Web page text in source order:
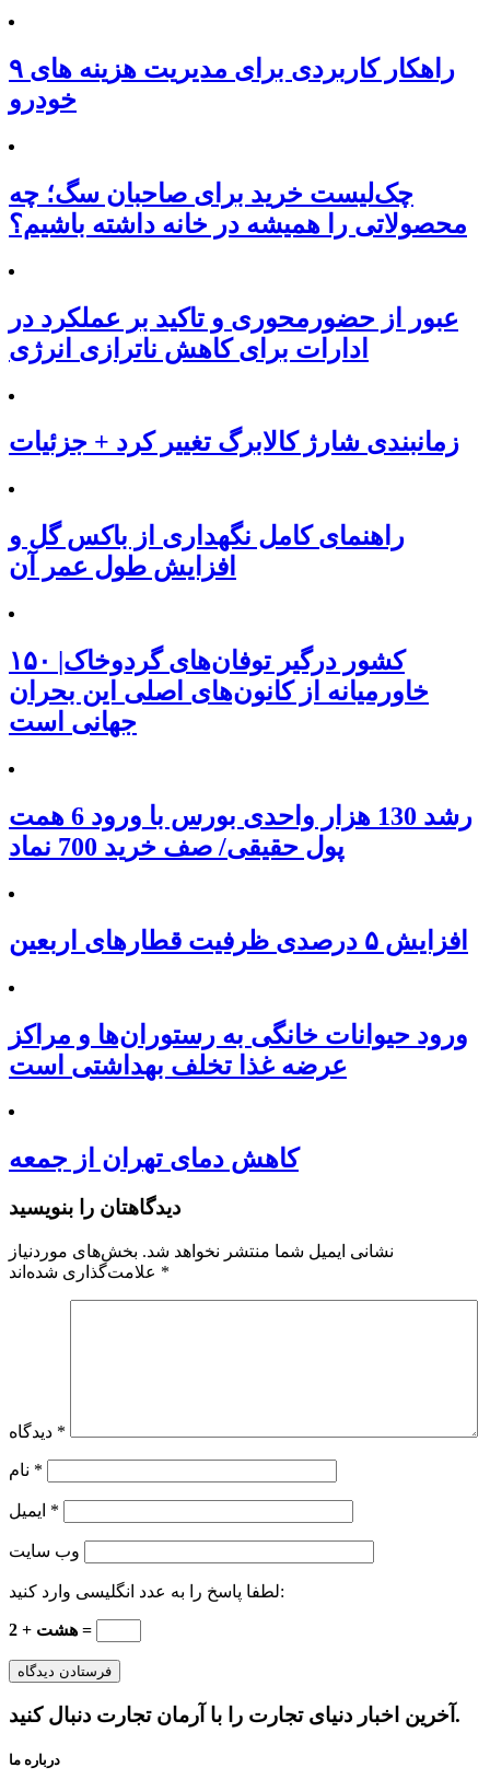
۹ راهکار کاربردی برای مدیریت هزینه های
خودرو
چک‌لیست خرید برای صاحبان سگ؛ چه
محصولاتی را همیشه در خانه داشته باشیم؟
عبور از حضورمحوری و تاکید بر عملکرد در
ادارات برای کاهش ناترازی انرژی
زمانبندی شارژ کالابرگ تغییر کرد + جزئیات
راهنمای کامل نگهداری از باکس گل و
افزایش طول عمر آن
۱۵۰ کشور درگیر توفان‌های گردوخاک|
خاورمیانه از کانون‌های اصلی این بحران
جهانی است
رشد 130 هزار واحدی بورس با ورود 6 همت
پول حقیقی/ صف خرید 700 نماد
افزایش ۵ درصدی ظرفیت قطارهای اربعین
ورود حیوانات خانگی به رستوران‌ها و مراکز
عرضه غذا تخلف بهداشتی است
کاهش دمای تهران از جمعه
دیدگاهتان را بنویسید
نشانی ایمیل شما منتشر نخواهد شد. بخش‌های موردنیاز
*
*
*
*
وب‌ سایت
لطفا پاسخ را به عدد انگلیسی وارد کنید:
هشت + 2 =
آخرین اخبار دنیای تجارت را با آرمان تجارت دنبال کنید.
درباره ما